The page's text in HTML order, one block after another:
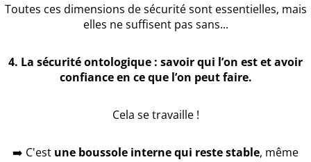
Toutes ces dimensions de sécurité sont essentielles, mais
elles ne suffisent pas sans...
4. La sécurité ontologique : savoir qui l’on est et avoir
confiance en ce que l’on peut faire.
Cela se travaille !
➡️ C'est une boussole interne qui reste stable, même